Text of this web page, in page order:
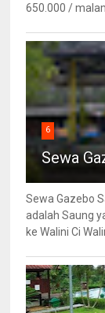
650.000 /
6
Sewa
Sewa Gazebo
adalah Saung
ke Walini Ci